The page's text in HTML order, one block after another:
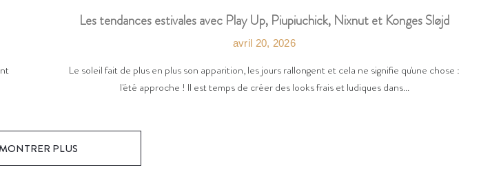
Les tendances estivales avec Play Up, Piupiuchick, Nixnut et Konges Sløjd
avril 20, 2026
Le soleil fait de plus en plus son apparition, les jours rallongent et cela ne signifie qu'une chose :
l'été approche ! Il est temps de créer des looks frais et ludiques dans...
PLUS